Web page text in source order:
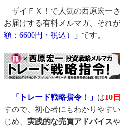
ザイＦＸ！で人気の西原宏一
お届けする有料メルマガ、それが
額：6600円・税込）
」 です。
「トレード戦略指令！」 は10
すので、初心者にもわかりやすい
じめ、 実践的な売買アドバイスや